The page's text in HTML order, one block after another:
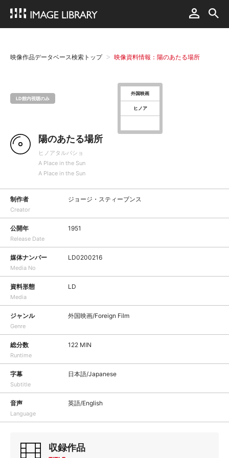
映像作品データベース検索トップ 映像資料情報：陽のあたる場所
LD館内視聴のみ
外国映画
ヒノア
陽のあたる場所
ヒノアタルバショ
A Place in the Sun
A Place in the Sun
制作者
Creator
ジョージ・スティーブンス
公開年
Release Date
1951
媒体ナンバー
Media No
LD0200216
資料形態
Media
LD
ジャンル
Genre
外国映画/Foreign Film
総分数
Runtime
122 MIN
字幕
Subtitle
日本語/Japanese
音声
Language
英語/English
収録作品